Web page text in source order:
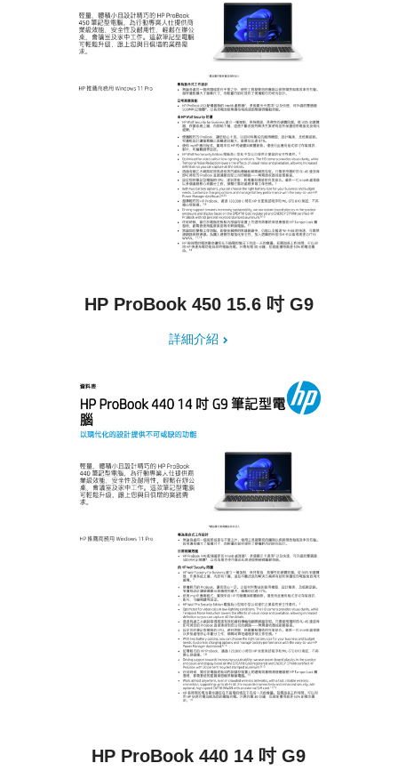
HP ProBook 450 15.6 吋 G9
詳細介紹
HP ProBook 440 14 吋 G9